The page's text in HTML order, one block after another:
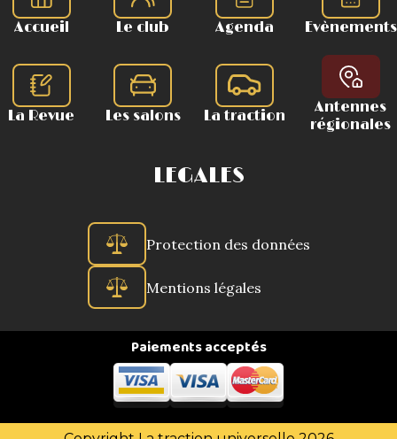
Accueil Le club Agenda Evènements
La Revue Les salons La traction
Antennes
régionales
LEGALES
Protection des données
Mentions légales
Paiements acceptés